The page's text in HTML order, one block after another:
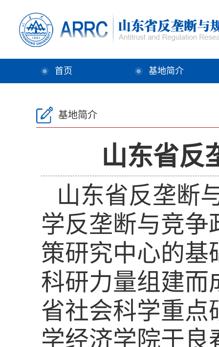
首页 基地简介
基地简介
山东省反
山东省反垄断
学反垄断与竞争
策研究中心的基
科研力量组建而
省社会科学重点
学经济学院于良